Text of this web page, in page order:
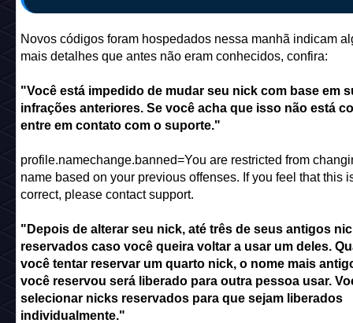
Novos códigos foram hospedados nessa manhã indicam
mais detalhes que antes não eram conhecidos, confira:
"Você está impedido de mudar seu nick com base em
infrações anteriores. Se você acha que isso não está
entre em contato com o suporte."
profile.namechange.banned=You are restricted from
name based on your previous offenses. If you feel that this
correct, please contact support.
"Depois de alterar seu nick, até três de seus antigos
reservados caso você queira voltar a usar um deles.
você tentar reservar um quarto nick, o nome mais
você reservou será liberado para outra pessoa usar.
selecionar nicks reservados para que sejam liberados
individualmente."